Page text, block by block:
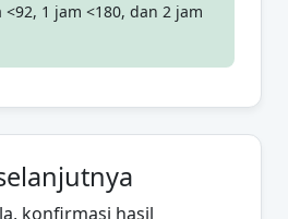
1 jam <180, dan 2 jam
konfirmasi hasil